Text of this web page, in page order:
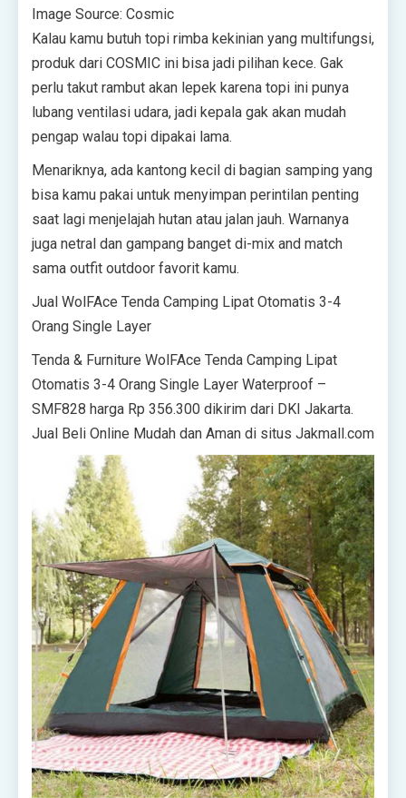
Image Source: Cosmic
Kalau kamu butuh topi rimba kekinian yang multifungsi,
produk dari COSMIC ini bisa jadi pilihan kece. Gak
perlu takut rambut akan lepek karena topi ini punya
lubang ventilasi udara, jadi kepala gak akan mudah
pengap walau topi dipakai lama.
Menariknya, ada kantong kecil di bagian samping yang
bisa kamu pakai untuk menyimpan perintilan penting
saat lagi menjelajah hutan atau jalan jauh. Warnanya
juga netral dan gampang banget di-mix and match
sama outfit outdoor favorit kamu.
Jual WolFAce Tenda Camping Lipat Otomatis 3-4
Orang Single Layer
Tenda & Furniture WolFAce Tenda Camping Lipat
Otomatis 3-4 Orang Single Layer Waterproof –
SMF828 harga Rp 356.300 dikirim dari DKI Jakarta.
Jual Beli Online Mudah dan Aman di situs Jakmall.com